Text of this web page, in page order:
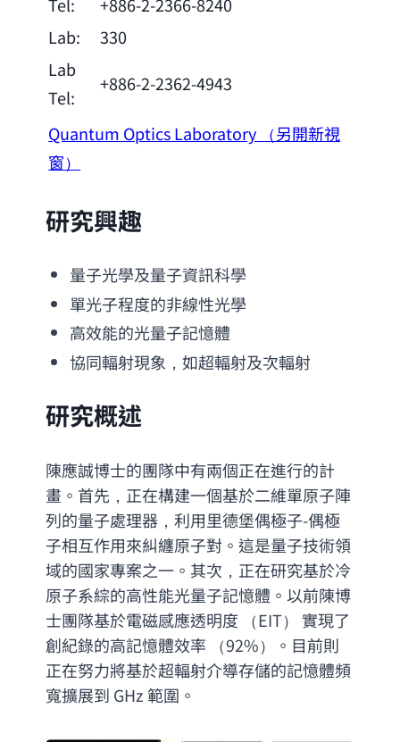
Tel:
+886-2-2366-8240
Lab:
330
Lab
Tel:
+886-2-2362-4943
Quantum Optics Laboratory （另開新視
窗）
研究興趣
量子光學及量子資訊科學
單光子程度的非線性光學
高效能的光量子記憶體
協同輻射現象，如超輻射及次輻射
研究概述
陳應誠博士的團隊中有兩個正在進行的計
畫。首先，正在構建一個基於二維單原子陣
列的量子處理器，利用里德堡偶極子-偶極
子相互作用來糾纏原子對。這是量子技術領
域的國家專案之一。其次，正在研究基於冷
原子系綜的高性能光量子記憶體。以前陳博
士團隊基於電磁感應透明度 （EIT） 實現了
創紀錄的高記憶體效率 （92%）。目前則
正在努力將基於超輻射介導存儲的記憶體頻
寬擴展到 GHz 範圍。